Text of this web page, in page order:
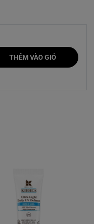
THÊM VÀO GIỎ